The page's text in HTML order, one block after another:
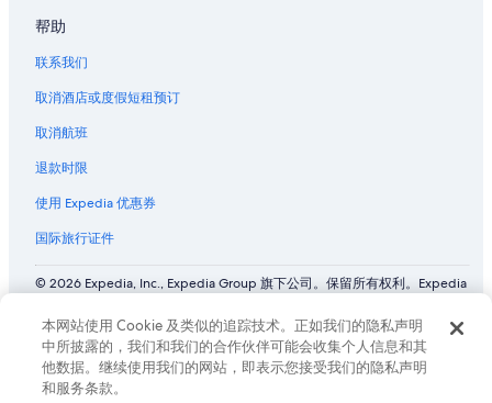
帮助
联系我们
取消酒店或度假短租预订
取消航班
退款时限
使用 Expedia 优惠券
国际旅行证件
© 2026 Expedia, Inc., Expedia Group 旗下公司。保留所有权利。Expedia
标。 CST# 2029030-50.
本网站使用 Cookie 及类似的追踪技术。正如我们的隐私声明
中所披露的，我们和我们的合作伙伴可能会收集个人信息和其
他数据。继续使用我们的网站，即表示您接受我们的隐私声明
和服务条款。